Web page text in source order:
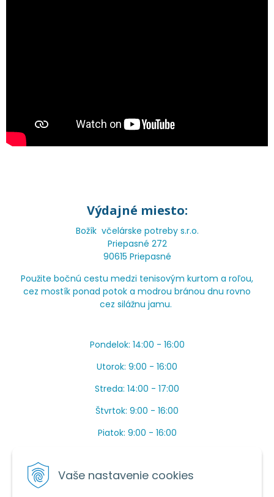
Vaše nastavenie cookies
Výdajné miesto:
Božík včelárske potreby s.r.o.
Priepasné 272
90615 Priepasné
Použite bočnú cestu medzi tenisovým kurtom a roľou,
cez mostík ponad potok a modrou bránou dnu rovno
cez silážnu jamu.
Pondelok: 14:00 - 16:00
Utorok: 9:00 - 16:00
Streda: 14:00 - 17:00
Štvrtok: 9:00 - 16:00
Piatok: 9:00 - 16:00
Máme toho veľa v sezóne, ak sa nedovoláte, píšte